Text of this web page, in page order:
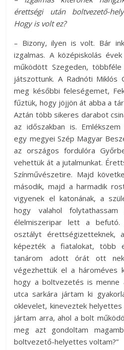
érettségi után boltvezető-
Hogy is volt ez?
– Bizony, ilyen is volt. Bár
izgalmas. A középiskolás
működött Szegeden,
játszottunk. A Radnóti Miklós
meg későbbi feleségemet,
fűztük, hogy jöjjön át abba a
Aztán több sikeres darabot
az időszakban is.
egy megyei Szép Magyar
az országos fordulóra
vehettük át a jutalmunkat.
Színművészetire. Majd
második, majd a harmadik
vigyenek el katonának, a
hogy valahol
élelmiszeripar lett a
osztályt érettségizetteknek,
képezték a fiatalokat, több
tanárom adott órát ott
végezhettük el a hároméves
hogy a boltvezetés is menne
utca sarkára jártam ki
oklevelet, kineveztek
jártam arra, ahol a bolt
meg azt gondoltam
boltvezető-helyettes voltam?”